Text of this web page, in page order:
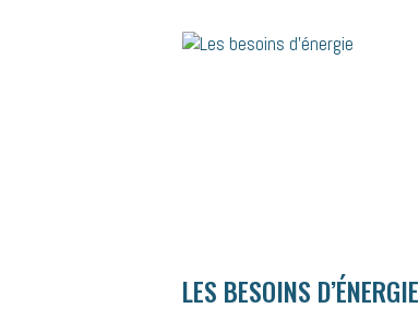
LES BESOINS D’ÉNERGIE